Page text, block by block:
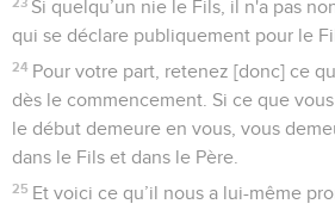
Si quelqu’un nie le Fils, il n'a pas
qui se déclare publiquement pour le
24 Pour votre part, retenez [donc] ce
dès le commencement. Si ce que
le début demeure en vous, vous
dans le Fils et dans le Père.
25 Et voici ce qu’il nous a lui-même